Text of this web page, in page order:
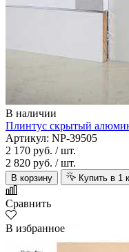
В наличии
Плинтус скрытый
Артикул: NP-39505
2 170 руб. / шт.
2 820 руб. / шт.
В корзину Купить в 1
Сравнить
В избранное